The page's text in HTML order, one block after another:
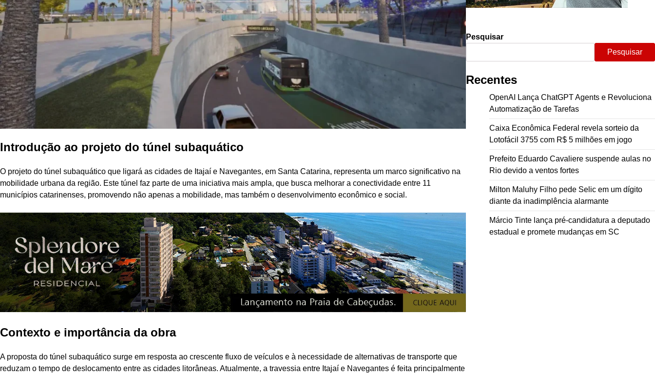
Introdução ao projeto do túnel subaquático
O projeto do túnel subaquático que ligará as cidades de Itajaí e Navegantes, em Santa Catarina, representa um marco significativo na
mobilidade urbana da região. Este túnel faz parte de uma iniciativa mais ampla, que busca melhorar a conectividade entre 11
municípios catarinenses, promovendo não apenas a mobilidade, mas também o desenvolvimento econômico e social.
Contexto e importância da obra
A proposta do túnel subaquático surge em resposta ao crescente fluxo de veículos e à necessidade de alternativas de transporte que
reduzam o tempo de deslocamento entre as cidades litorâneas. Atualmente, a travessia entre Itajaí e Navegantes é feita principalmente
Pesquisar
Pesquisar
Recentes
OpenAI Lança ChatGPT Agents e Revoluciona
Automatização de Tarefas
Caixa Econômica Federal revela sorteio da
Lotofácil 3755 com R$ 5 milhões em jogo
Prefeito Eduardo Cavaliere suspende aulas no
Rio devido a ventos fortes
Milton Maluhy Filho pede Selic em um dígito
diante da inadimplência alarmante
Márcio Tinte lança pré-candidatura a deputado
estadual e promete mudanças em SC